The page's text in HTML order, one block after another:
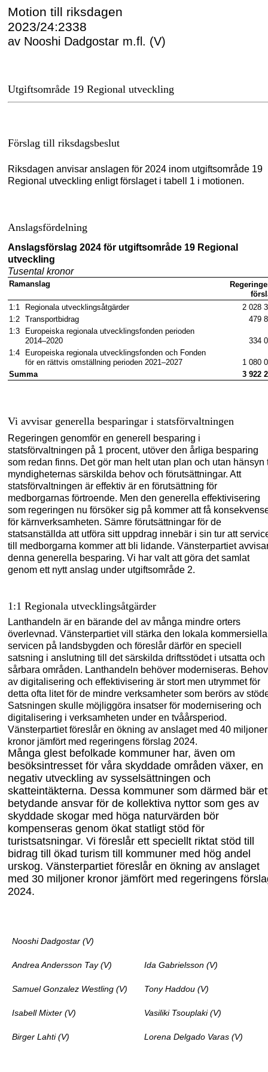
Motion till riksdagen
2023/24:2338
av Nooshi Dadgostar m.fl. (V)
Utgiftsområde 19 Regional utveckling
Förslag till riksdagsbeslut
Riksdagen anvisar anslagen för 2024 inom utgiftsområde 19
Regional utveckling enligt förslaget i tabell
1 i motionen.
Anslagsfördelning
Anslagsförslag 2024 för utgiftsområde 19 Regional
utveckling
Tusental kronor
Ramanslag
1:1
Regionala utvecklingsåtgärder 2 028
1:2
Transportbidrag 479
1:3
Europeiska regionala utvecklingsfonden perioden
2014–2020
334
1:4
Europeiska regionala utvecklingsfonden och Fonden
för en rättvis omställning perioden 2021–2027
1 080
Summa
3 922
Vi avvisar generella besparingar i statsförvaltningen
Regeringen genomför en generell besparing i
statsförvaltningen på 1 procent, utöver den årliga besparing
som redan finns. Det gör man helt utan plan och utan hänsyn
myndigheternas särskilda behov och förutsättningar. Att
statsförvaltningen är effektiv är en förutsättning för
medborgarnas förtroende. Men den generella effektivisering
som regeringen nu försöker sig på kommer att få
för kärnverksamheten. Sämre förutsättningar för de
statsanställda att utföra sitt uppdrag innebär i sin tur att
till medborgarna kommer att bli lidande. Vänsterpartiet
denna generella besparing. Vi har valt att göra det samlat
genom ett nytt anslag under utgiftsområde 2.
1:1 Regionala utvecklingsåtgärder
Lanthandeln är en bärande del av många mindre orters
överlevnad. Vänsterpartiet vill stärka den lokala kommersiella
servicen på landsbygden och föreslår därför en speciell
satsning i anslutning till det särskilda driftsstödet i utsatta och
sårbara områden. Lanthandeln behöver moderniseras.
av digitalisering och effektivisering är stort men utrymmet för
detta ofta litet för de mindre verksamheter som berörs av
Satsningen skulle möjliggöra insatser för modernisering och
digitalisering i verksamheten under en tvåårsperiod.
Vänsterpartiet föreslår en ökning av anslaget med 40 miljoner
kronor jämfört med regeringens förslag 2024.
Många glest befolkade kommuner har, även om
besöksintresset för våra skyddade områden växer, en
negativ utveckling av sysselsättningen och
skatteintäkterna. Dessa kommuner som därmed bär
betydande ansvar för de kollektiva nyttor som ges av
skyddade skogar med höga naturvärden bör
kompenseras genom ökat statligt stöd för
turistsatsningar. Vi föreslår ett speciellt riktat stöd till
bidrag till ökad turism till kommuner med hög andel
urskog. Vänsterpartiet föreslår en ökning av anslaget
med 30 miljoner kronor jämfört med regeringens
2024.
Nooshi Dadgostar (V)
Andrea Andersson Tay (V) Ida Gabrielsson (V)
Samuel Gonzalez Westling (V) Tony Haddou (V)
Isabell Mixter (V) Vasiliki Tsouplaki (V)
Birger Lahti (V) Lorena Delgado Varas (V)